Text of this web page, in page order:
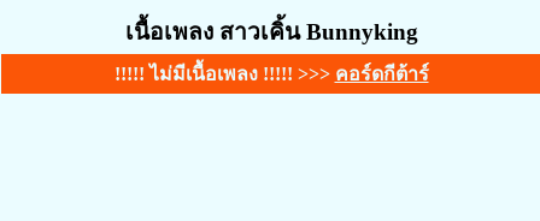
เนื้อเพลง สาวเคิ้น Bunnyking
!!!!! ไม่มีเนื้อเพลง !!!!! >>> คอร์ดกีต้าร์